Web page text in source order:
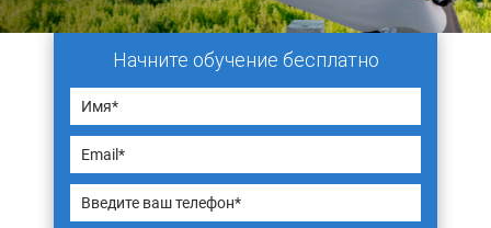
Начните обучение бесплатно